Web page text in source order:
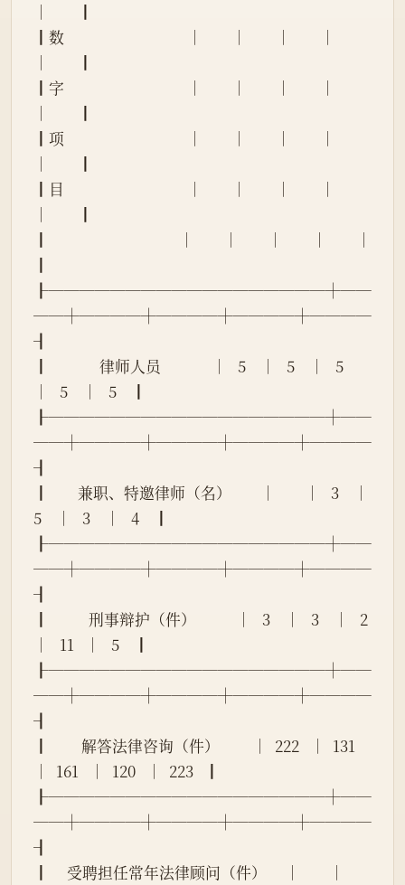
│        ┃
┃数                                  │        │        │        │
│        ┃
┃字                                  │        │        │        │
│        ┃
┃项                                  │        │        │        │
│        ┃
┃目                                  │        │        │        │
│        ┃
┃                                    │        │        │        │        │
┃
┠──────────────────┼──
──┼────┼────┼────┼────
┨
┃              律师人员              │   5    │   5    │   5
│   5    │   5    ┃
┠──────────────────┼──
──┼────┼────┼────┼────
┨
┃        兼职、特邀律师（名）        │        │   3    │
5    │   3    │   4    ┃
┠──────────────────┼──
──┼────┼────┼────┼────
┨
┃           刑事辩护（件）           │   3    │   3    │   2
│   11   │   5    ┃
┠──────────────────┼──
──┼────┼────┼────┼────
┨
┃         解答法律咨询（件）         │  222   │  131
│  161   │  120   │  223   ┃
┠──────────────────┼──
──┼────┼────┼────┼────
┨
┃     受聘担任常年法律顾问（件）     │        │